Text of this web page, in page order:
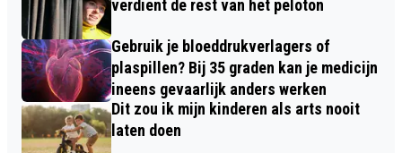
verdient de rest van het peloton
Gebruik je bloeddrukverlagers of
plaspillen? Bij 35 graden kan je medicijn
ineens gevaarlijk anders werken
Dit zou ik mijn kinderen als arts nooit
laten doen